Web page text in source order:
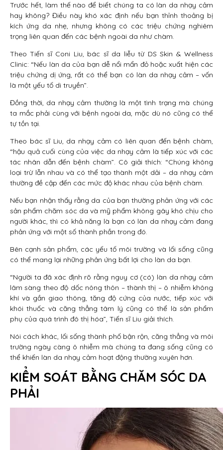
Trước hết, làm thế nào để biết chúng ta có làn da nhạy cảm
hay không? Điều này khó xác định nếu bạn thỉnh thoảng bị
kích ứng da nhẹ, nhưng không có các triệu chứng nghiêm
trọng liên quan đến các bệnh ngoài da như chàm.
Theo Tiến sĩ Coni Liu, bác sĩ da liễu từ DS Skin & Wellness
Clinic: “Nếu làn da của bạn dễ nổi mẩn đỏ hoặc xuất hiện các
triệu chứng dị ứng, rất có thể bạn có làn da nhạy cảm – vốn
là một yếu tố di truyền”.
Đồng thời, da nhạy cảm thường là một tình trạng mà chúng
ta mắc phải cùng với bệnh ngoài da, mặc dù nó cũng có thể
tự tồn tại.
Theo bác sĩ Liu, da nhạy cảm có liên quan đến bệnh chàm,
“hậu quả cuối cùng của việc da nhạy cảm là tiếp xúc với các
tác nhân dẫn đến bệnh chàm”. Cô giải thích: “Chúng không
loại trừ lẫn nhau và có thể tạo thành một dải – da nhạy cảm
thường đề cập đến các mức độ khác nhau của bệnh chàm.
Nếu bạn nhận thấy rằng da của bạn thường phản ứng với các
sản phẩm chăm sóc da và mỹ phẩm không gây khó chịu cho
người khác, thì có khả năng là bạn có làn da nhạy cảm đang
phản ứng với một số thành phần trong đó.
Bên cạnh sản phẩm, các yếu tố môi trường và lối sống cũng
có thể mang lại những phản ứng bất lợi cho làn da bạn.
“Người ta đã xác định rõ rằng nguy cơ (có) làn da nhạy cảm
lâm sàng theo độ dốc nông thôn – thành thị – ô nhiễm không
khí và gần giao thông, tăng độ cứng của nước, tiếp xúc với
khói thuốc và căng thẳng tâm lý cũng có thể là sản phẩm
phụ của quá trình đô thị hóa”, Tiến sĩ Liu giải thích.
Nói cách khác, lối sống thành phố bận rộn, căng thẳng và môi
trường ngày càng ô nhiễm mà chúng ta đang sống cũng có
thể khiến làn da nhạy cảm hoạt động thường xuyên hơn.
KIỂM SOÁT BẰNG CHĂM SÓC DA
PHẢI